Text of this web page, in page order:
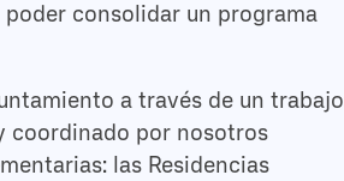
consolidar un programa
a través de un trabajo
coordinado por nosotros
las Residencias